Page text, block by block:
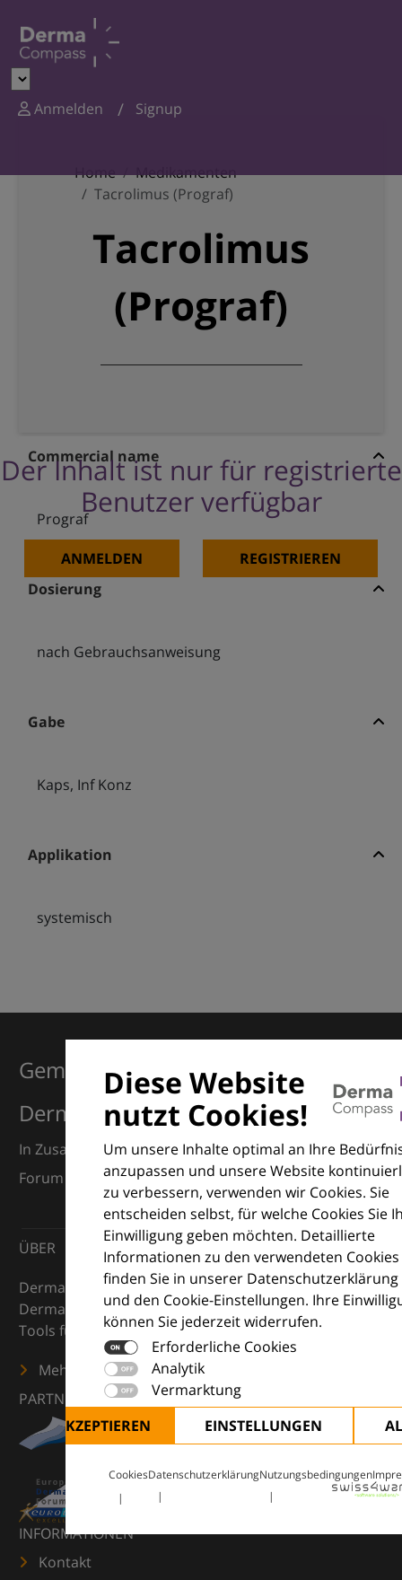
Anmelden Signup
Home
Medikamenten
Tacrolimus (Prograf)
Tacrolimus
(Prograf)
Der Inhalt ist nur für registrierte
Benutzer verfügbar
ANMELDEN REGISTRIEREN
Commercial name
Prograf
Dosierung
nach Gebrauchsanweisung
Gabe
Kaps, Inf Konz
Applikation
systemisch
Diese Website
nutzt Cookies!
Um unsere Inhalte optimal an Ihre
anzupassen und unsere Website
zu verbessern, verwenden wir Cookies. Sie
entscheiden selbst, für welche Cookies Sie
Einwilligung geben möchten. Detaillierte
Informationen zu den verwendeten Cookies
finden Sie in unserer Datenschutzerklärung
und den Cookie-Einstellungen. Ihre
können Sie jederzeit widerrufen.
Erforderliche Cookies
Analytik
Vermarktung
ALLE AKZEPTIEREN
EINSTELLUNGEN
CookiesDatenschutzerklärungNutzungsbedingungen
Gemeinsam für Exzellenz in der
Dermatologie
In Zusammenarbeit mit dem European Dermatology
Forum (EDF) und Euroderm Excellence
ÜBER
DermaCompass ist Ihr digitaler Kompass für die
Dermatologie – mit Wissen, Bildern und praktischen
Tools für den klinischen Alltag.
Mehr erfahren
PARTNER
INFORMATIONEN
Kontakt